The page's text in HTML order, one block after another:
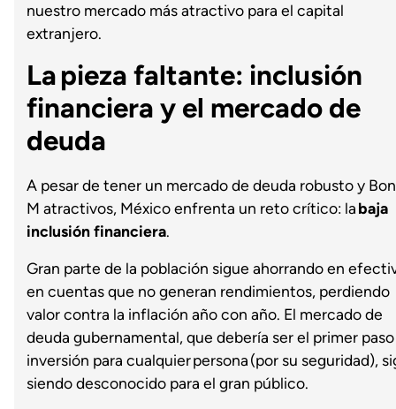
nuestro mercado más atractivo para el capital
extranjero.
La pieza faltante: inclusión
financiera y el mercado de
deuda
A pesar de tener un mercado de deuda robusto y
M atractivos, México enfrenta un reto crítico: labaja
inclusión financiera.
Gran parte de la población sigue ahorrando en
en cuentas que no generan rendimientos, perdiendo
valor contra la inflación año con año. El mercado de
deuda gubernamental, que debería ser el primer
inversión para cualquier persona (por su seguridad),
siendo desconocido para el gran público.